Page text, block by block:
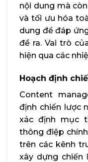
nội dung mà
và tối ưu hóa
dung để đáp
đề ra. Vai trò
hiện qua các
Hoạch định
Content
định chiến lược
xác định mục
thông điệp
trên các kênh
xây dựng chiến